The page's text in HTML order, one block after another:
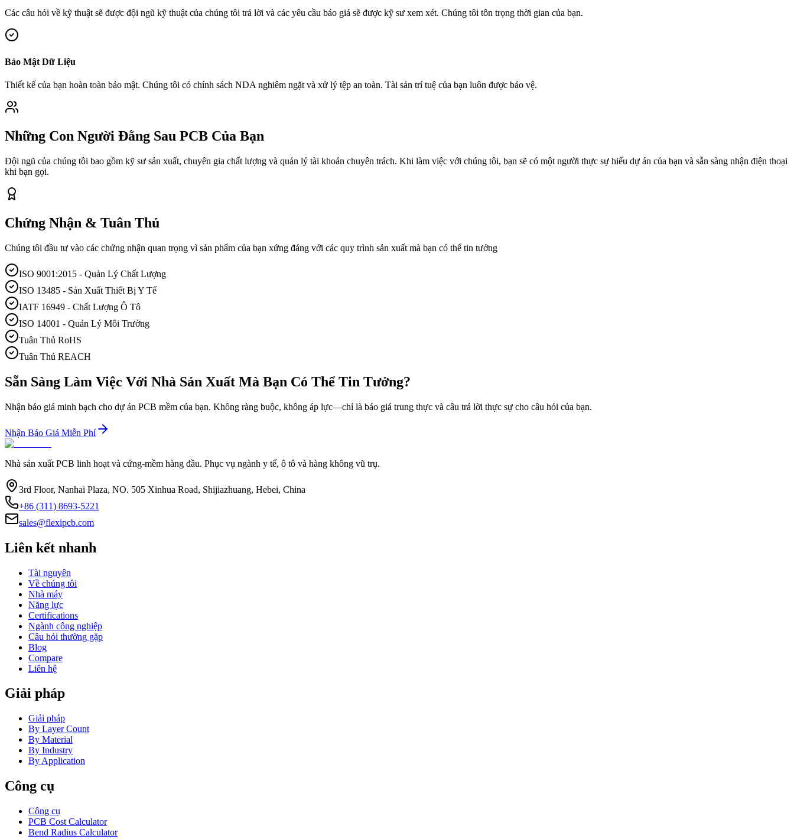
Các câu hỏi về kỹ thuật sẽ được đội ngũ kỹ thuật của chúng tôi trả lời và các yêu cầu báo giá sẽ được kỹ sư xem xét. Chúng tôi tôn trọng thời gian của bạn.
Bảo Mật Dữ Liệu
Thiết kế của bạn hoàn toàn bảo mật. Chúng tôi có chính sách NDA nghiêm ngặt và xử lý tệp an toàn. Tài sản trí tuệ của bạn luôn được bảo vệ.
Những Con Người Đằng Sau PCB Của Bạn
Đội ngũ của chúng tôi bao gồm kỹ sư sản xuất, chuyên gia chất lượng và quản lý tài khoản chuyên trách. Khi làm việc với chúng tôi, bạn sẽ có một người thực sự hiểu dự án của bạn và sẵn sàng nhận điện thoại
khi bạn gọi.
Chứng Nhận & Tuân Thủ
Chúng tôi đầu tư vào các chứng nhận quan trọng vì sản phẩm của bạn xứng đáng với các quy trình sản xuất mà bạn có thể tin tưởng
ISO 9001:2015 - Quản Lý Chất Lượng
ISO 13485 - Sản Xuất Thiết Bị Y Tế
IATF 16949 - Chất Lượng Ô Tô
ISO 14001 - Quản Lý Môi Trường
Tuân Thủ RoHS
Tuân Thủ REACH
Sẵn Sàng Làm Việc Với Nhà Sản Xuất Mà Bạn Có Thể Tin Tưởng?
Nhận báo giá minh bạch cho dự án PCB mềm của bạn. Không ràng buộc, không áp lực—chỉ là báo giá trung thực và câu trả lời thực sự cho câu hỏi của bạn.
Nhận Báo Giá Miễn Phí
Nhà sản xuất PCB linh hoạt và cứng-mềm hàng đầu. Phục vụ ngành y tế, ô tô và hàng không vũ trụ.
3rd Floor, Nanhai Plaza, NO. 505 Xinhua Road, Shijiazhuang, Hebei, China
+86 (311) 8693-5221
sales@flexipcb.com
Liên kết nhanh
Tài nguyên
Về chúng tôi
Nhà máy
Năng lực
Certifications
Ngành công nghiệp
Câu hỏi thường gặp
Blog
Compare
Liên hệ
Giải pháp
Giải pháp
By Layer Count
By Material
By Industry
By Application
Công cụ
Công cụ
PCB Cost Calculator
Bend Radius Calculator